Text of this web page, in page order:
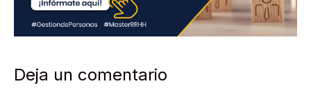
Deja un comentario